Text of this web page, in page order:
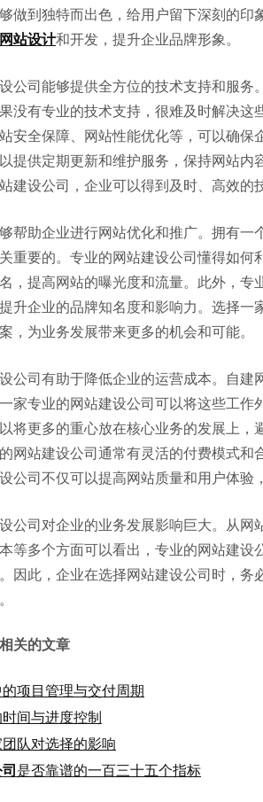
做到独特而出色，给用户留下深刻的
网站设计和开发，提升企业品牌形象。
公司能够提供全方位的技术支持和服
没有专业的技术支持，很难及时解决
安全保障、网站性能优化等，可以确
提供定期更新和维护服务，保持网站
建设公司，企业可以得到及时、高效的
帮助企业进行网站优化和推广。拥有
重要的。专业的网站建设公司懂得如何
，提高网站的曝光度和流量。此外，专
升企业的品牌知名度和影响力。选择
，为业务发展带来更多的机会和可能。
公司有助于降低企业的运营成本。自建
家专业的网站建设公司可以将这些工
将更多的重心放在核心业务的发展上
网站建设公司通常有灵活的付费模式和
公司不仅可以提高网站质量和用户体验
公司对企业的业务发展影响巨大。从
等多个方面可以看出，专业的网站建
因此，企业在选择网站建设公司时，
相关的文章
项目管理与交付周期
间与进度控制
队对选择的影响
是否靠谱的一百三十五个指标